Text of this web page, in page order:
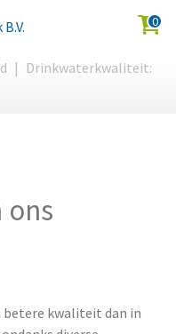
0
| Drinkwaterkwaliteit:
ons
betere kwaliteit dan in